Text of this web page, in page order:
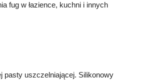
fug w łazience, kuchni i innych
pasty uszczelniającej. Silikonowy